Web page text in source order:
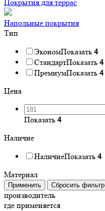
Покрытия для террас
Напольные покрытия
Тип
ЭкономПоказать 4
СтандартПоказать 4
ПремиумПоказать 4
Цена
Показать 4
Наличие
НаличиеПоказать 4
Материал
Применить Сбросить фильтр
производитель
где применяется